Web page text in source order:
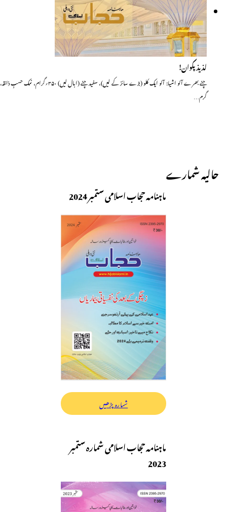
لذیذ پکوان!
چنے بھرے آلو اشیا: آلو ایک کلو (بڑے سائز کے لیں)، سفید چنے (ابال لیں) ۳۵۰؍گرام، نمک حسبِ ذائقہ،
گرم…
حالیہ شمارے
ماہنامہ حجاب اسلامی ستمبر 2024
شمارہ پڑھیں
ماہنامہ حجاب اسلامی شمارہ ستمبر
2023